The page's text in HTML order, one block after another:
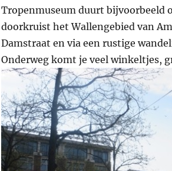
Tropenmuseum duurt bijvoorbeeld
doorkruist het Wallengebied van
Damstraat en via een rustige
Onderweg komt je veel winkeltjes,